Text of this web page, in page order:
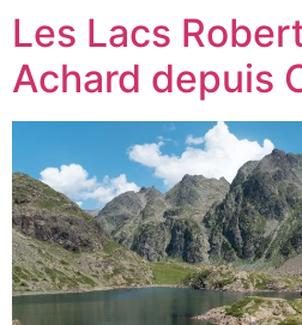
Les Lacs
Achard depuis